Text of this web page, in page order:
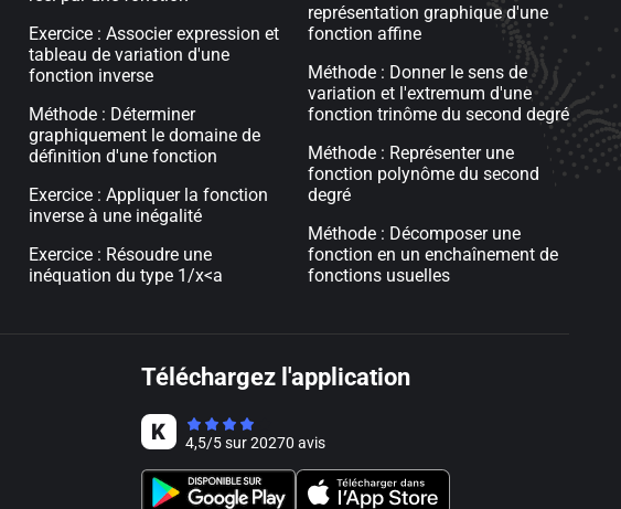
Exercice : Associer expression et
tableau de variation d'une
fonction inverse
Méthode : Déterminer
graphiquement le domaine de
définition d'une fonction
Exercice : Appliquer la fonction
inverse à une inégalité
Exercice : Résoudre une
inéquation du type 1/x<a
représentation graphique d'une
fonction affine
Méthode : Donner le sens de
variation et l'extremum d'une
fonction trinôme du second degré
Méthode : Représenter une
fonction polynôme du second
degré
Méthode : Décomposer une
fonction en un enchaînement de
fonctions usuelles
Téléchargez l'application
4,5/5sur20270 avis